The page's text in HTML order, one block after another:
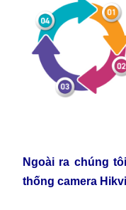
Ngoài ra chúng
thống camera